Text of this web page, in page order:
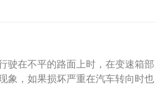
驶在不平的路面上时，在变速箱部
象，如果损坏严重在汽车转向时也
来，用手晃动球笼，感受球笼的间